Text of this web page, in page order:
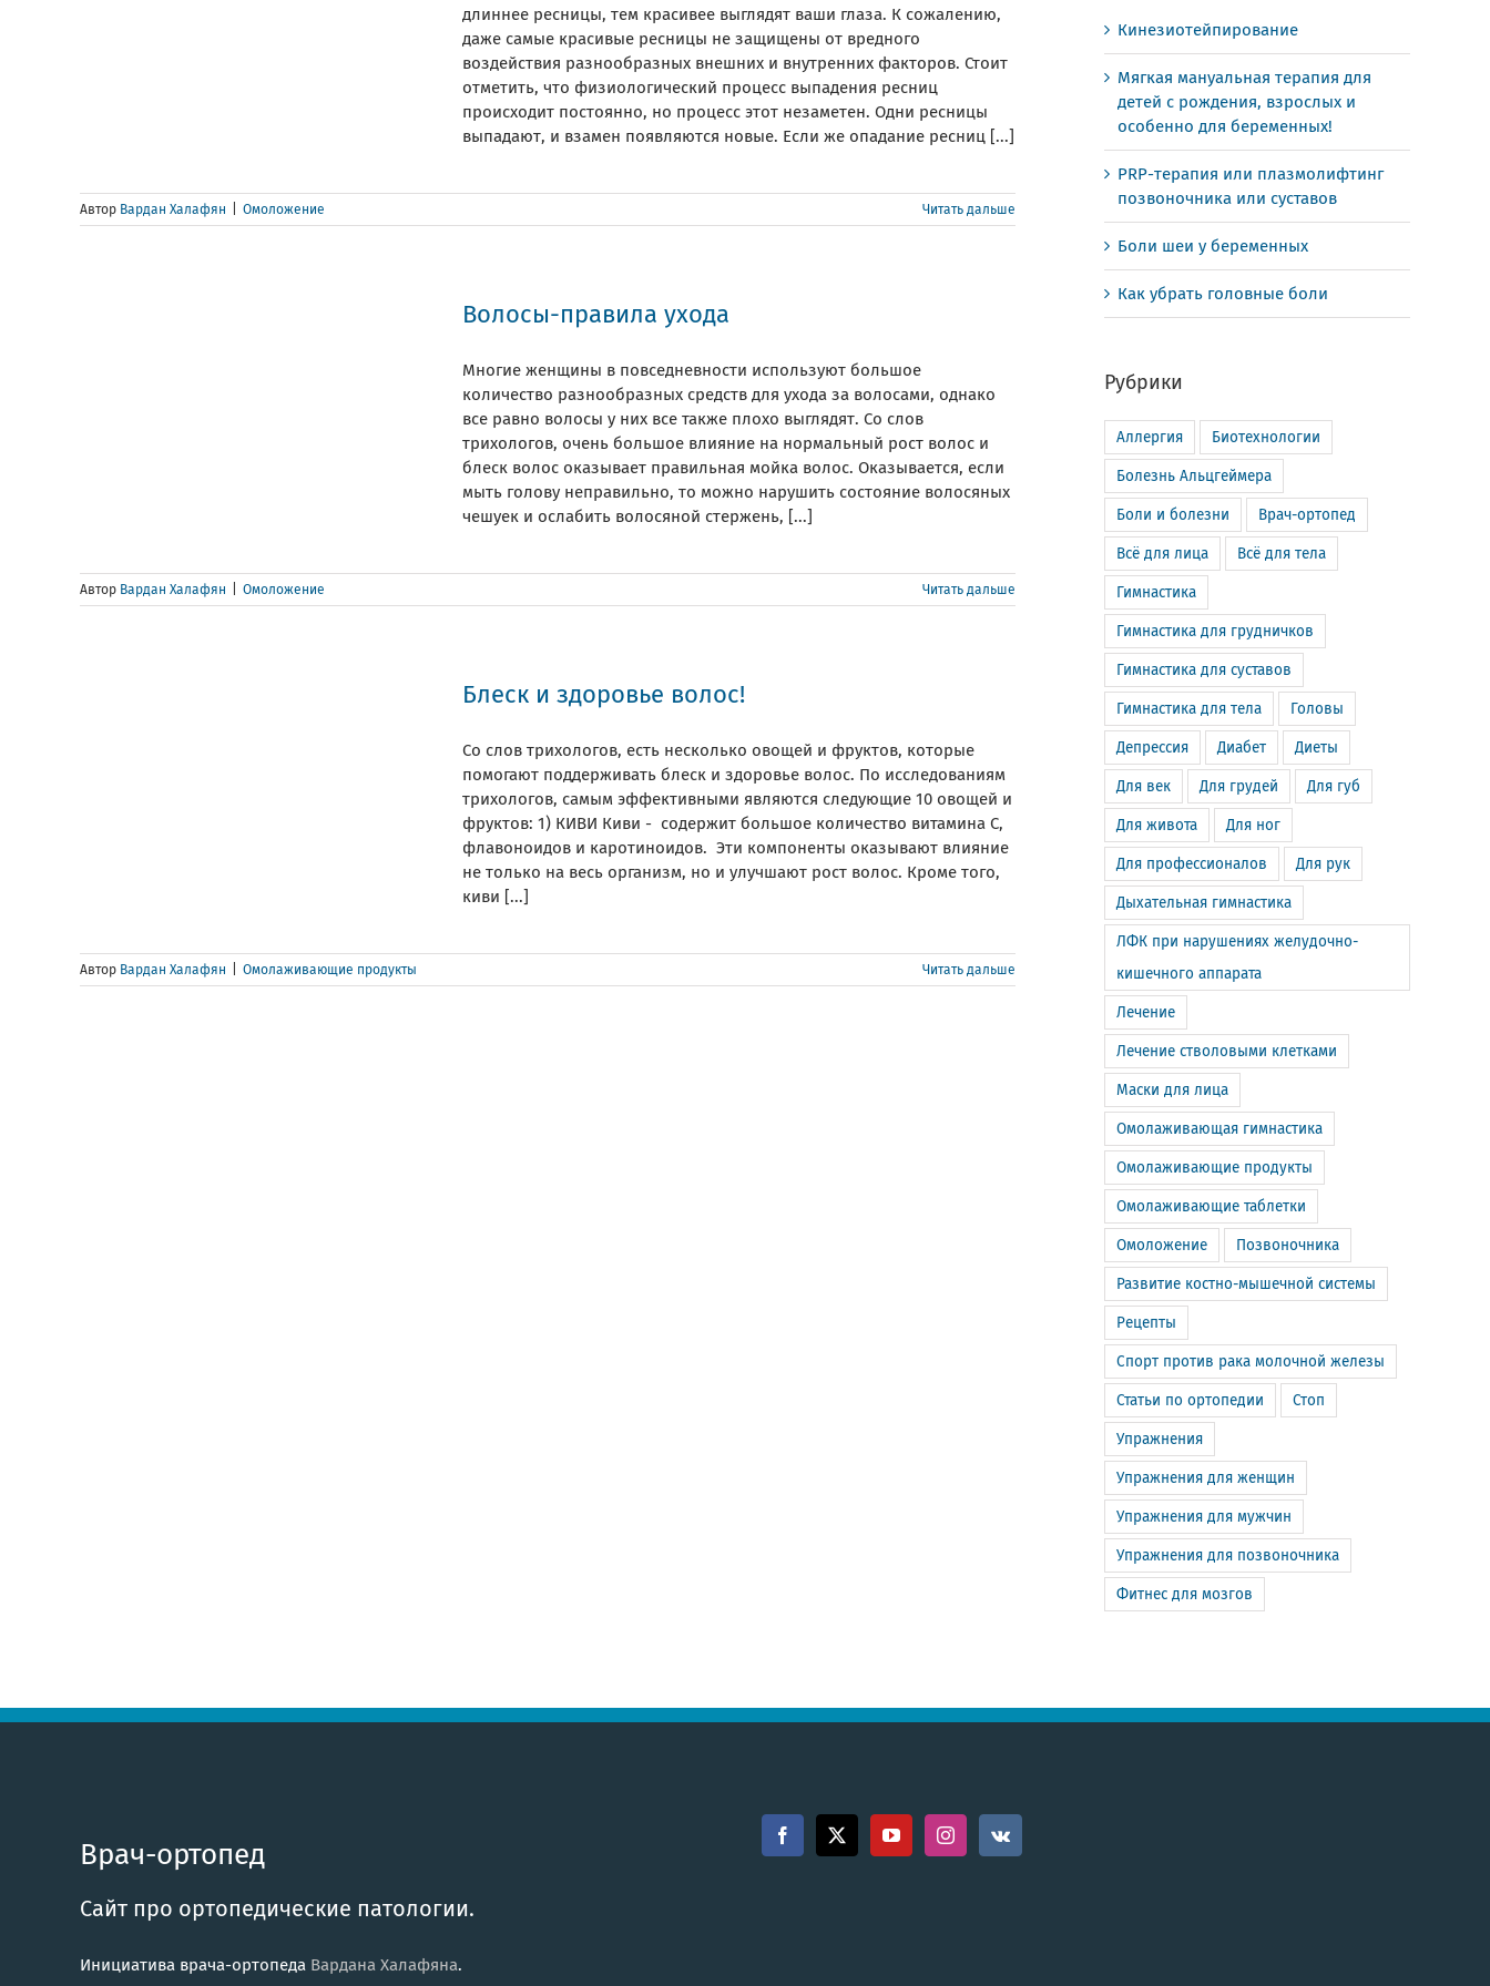
длиннее ресницы, тем красивее выглядят ваши глаза. К сожалению,
даже самые красивые ресницы не защищены от вредного
воздействия разнообразных внешних и внутренних факторов. Стоит
отметить, что физиологический процесс выпадения ресниц
происходит постоянно, но процесс этот незаметен. Одни ресницы
выпадают, и взамен появляются новые. Если же опадание ресниц [...]
Автор Вардан Халафян Омоложение Читать дальше
Волосы-правила ухода
Многие женщины в повседневности используют большое
количество разнообразных средств для ухода за волосами, однако
все равно волосы у них все также плохо выглядят. Со слов
трихологов, очень большое влияние на нормальный рост волос и
блеск волос оказывает правильная мойка волос. Оказывается, если
мыть голову неправильно, то можно нарушить состояние волосяных
чешуек и ослабить волосяной стержень, [...]
Автор Вардан Халафян Омоложение Читать дальше
Блеск и здоровье волос!
Со слов трихологов, есть несколько овощей и фруктов, которые
помогают поддерживать блеск и здоровье волос. По исследованиям
трихологов, самым эффективными являются следующие 10 овощей и
фруктов: 1) КИВИ Киви - содержит большое количество витамина C,
флавоноидов и каротиноидов. Эти компоненты оказывают влияние
не только на весь организм, но и улучшают рост волос. Кроме того,
киви [...]
Автор Вардан Халафян Омолаживающие продукты Читать дальше
Кинезиотейпирование
Мягкая мануальная терапия для
детей с рождения, взрослых и
особенно для беременных!
PRP-терапия или плазмолифтинг
позвоночника или суставов
Боли шеи у беременных
Как убрать головные боли
Рубрики
Аллергия Биотехнологии
Болезнь Альцгеймера
Боли и болезни Врач-ортопед
Всё для лица Всё для тела
Гимнастика
Гимнастика для грудничков
Гимнастика для суставов
Гимнастика для тела Головы
Депрессия Диабет Диеты
Для век Для грудей Для губ
Для живота Для ног
Для профессионалов Для рук
Дыхательная гимнастика
ЛФК при нарушениях желудочно-
кишечного аппарата
Лечение
Лечение стволовыми клетками
Маски для лица
Омолаживающая гимнастика
Омолаживающие продукты
Омолаживающие таблетки
Омоложение Позвоночника
Развитие костно-мышечной системы
Рецепты
Спорт против рака молочной железы
Статьи по ортопедии Стоп
Упражнения
Упражнения для женщин
Упражнения для мужчин
Упражнения для позвоночника
Фитнес для мозгов
Врач-ортопед
Сайт про ортопедические патологии.
Инициатива врача-ортопеда Вардана Халафяна.